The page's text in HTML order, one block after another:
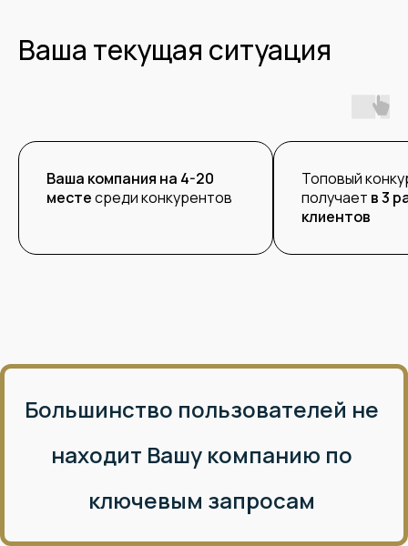
Ваша текущая ситуация
Ваша компания на 4-20
местесреди конкурентов
Топовый
получает в 3
клиентов
Большинство пользователей не
находит Вашу компанию по
ключевым запросам